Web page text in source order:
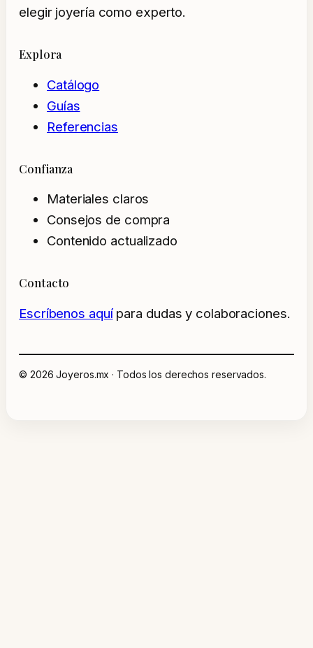
elegir joyería como experto.
Explora
Catálogo
Guías
Referencias
Confianza
Materiales claros
Consejos de compra
Contenido actualizado
Contacto
Escríbenos aquípara dudas y colaboraciones.
© 2026 Joyeros.mx · Todos los derechos reservados.